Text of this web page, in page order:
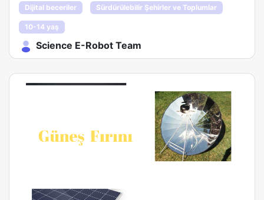
Dijital beceriler Sürdürülebilir Şehirler ve Toplumlar
10-14 yaş
Science E-Robot Team